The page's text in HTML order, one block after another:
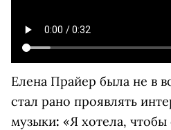
Елена Прайер была не в
стал рано проявлять
музыки: «Я хотела, чтобы